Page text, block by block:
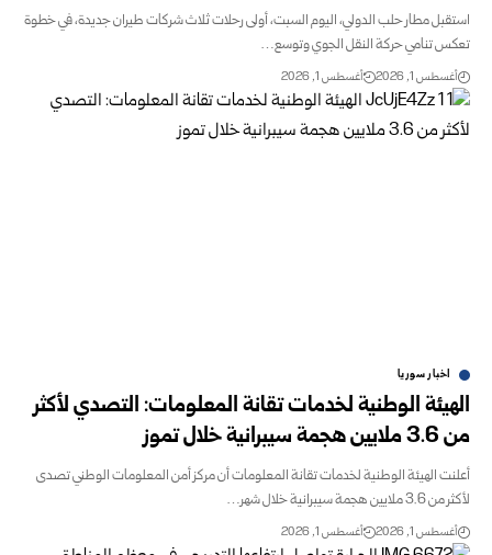
استقبل مطار حلب الدولي، اليوم السبت، أولى رحلات ثلاث شركات طيران ‏جديدة، في خطوة
تعكس تنامي حركة النقل الجوي وتوسع…
أغسطس 1, 2026 أغسطس 1, 2026
اخبار سوريا
الهيئة الوطنية لخدمات تقانة المعلومات: التصدي لأكثر
من 3.6 ‏ملايين هجمة سيبرانية خلال تموز
أعلنت الهيئة الوطنية لخدمات تقانة المعلومات أن مركز أمن ‏المعلومات الوطني تصدى
لأكثر من 3.6 ملايين هجمة سيبرانية ‏خلال شهر…
أغسطس 1, 2026 أغسطس 1, 2026